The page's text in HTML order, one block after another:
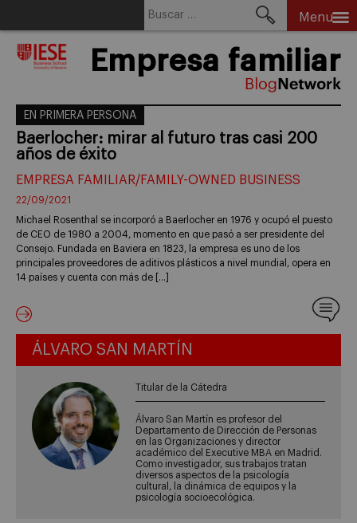
Menu
Empresa familiar
EN PRIMERA PERSONA
Baerlocher: mirar al futuro tras casi 200
años de éxito
EMPRESA FAMILIAR/FAMILY-OWNED BUSINESS
22/09/2021
Michael Rosenthal se incorporó a Baerlocher en 1976 y ocupó el puesto
de CEO de 1980 a 2004, momento en que pasó a ser presidente del
Consejo. Fundada en Baviera en 1823, la empresa es uno de los
principales proveedores de aditivos plásticos a nivel mundial, opera en
14 países y cuenta con más de […]
ÁLVARO SAN MARTÍN
Titular de la Cátedra
Álvaro San Martín es profesor del
Departamento de Dirección de Personas
en las Organizaciones y director
académico del Executive MBA en Madrid.
Como investigador, sus trabajos tratan
diversos aspectos de la psicología
cultural, la dinámica de equipos y la
psicología socioecológica.